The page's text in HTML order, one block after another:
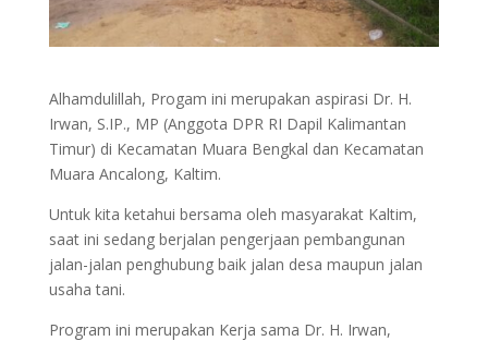
Alhamdulillah, Progam ini merupakan aspirasi Dr. H.
Irwan, S.IP., MP (Anggota DPR RI Dapil Kalimantan
Timur) di Kecamatan Muara Bengkal dan Kecamatan
Muara Ancalong, Kaltim.
Untuk kita ketahui bersama oleh masyarakat Kaltim,
saat ini sedang berjalan pengerjaan pembangunan
jalan-jalan penghubung baik jalan desa maupun jalan
usaha tani.
Program ini merupakan Kerja sama Dr. H. Irwan,